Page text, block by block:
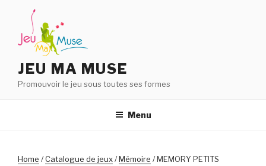
contenu
principal
JEU MA MUSE
Promouvoir le jeu sous toutes ses formes
Menu
Home /Catalogue de jeux/Mémoire / MEMORY PETITS